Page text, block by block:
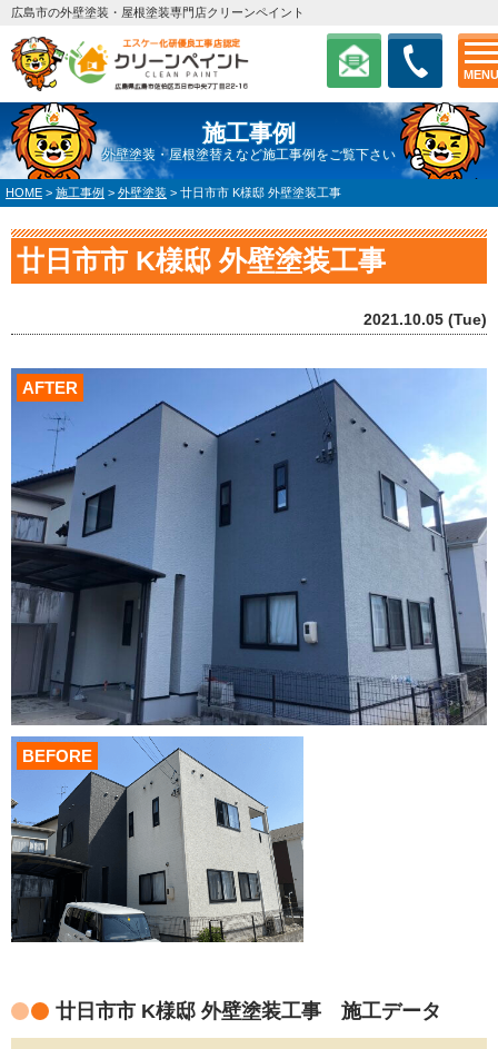
MENU
広島市の外壁塗装・屋根塗装専門店クリーンペイント
施工事例
外壁塗装・屋根塗替えなど施工事例をご覧下さい
HOME > 施工事例 > 外壁塗装 > 廿日市市 K様邸 外壁塗装工事
廿日市市 K様邸 外壁塗装工事
2021.10.05 (Tue)
AFTER
BEFORE
廿日市市 K様邸 外壁塗装工事 施工データ